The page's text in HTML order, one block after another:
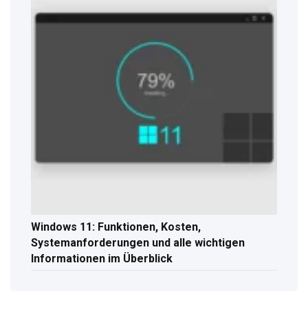
Windows 11: Funktionen, Kosten,
Systemanforderungen und alle wichtigen
Informationen im Überblick